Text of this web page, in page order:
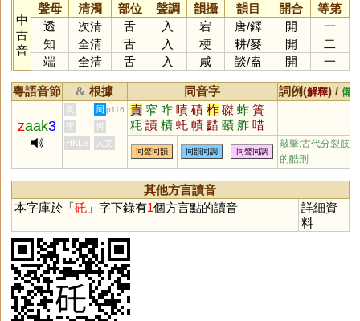
中
古
音
聲母 清濁 部位 聲調 韻攝 韻目 開合
等第
透
次清 舌 入 宕 唐/鐸 開
一
知
全清 舌 入 梗 耕/麥 開
二
端
全清 舌 入 咸 談/盍 開 一
粵語音節 & 根據 同音字 詞例(解釋) / 備
zaak3
黃 周 p116 責 窄 咋 嘖 磧 柞 磔 蚱 簀
粍 謮 樍 虴 幘 齰 賾 舴 唶
李
何
HKLS
人文
同聲同韻 同韻同調 同聲同調
敲擊;古代分裂肢體
的酷刑
其他方言讀音
本字庫於「矺」字下錄有1個方言點的讀音
詳細資
料